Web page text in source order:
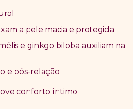
a pele macia e protegida
e ginkgo biloba auxiliam na
e pós-relação
conforto íntimo